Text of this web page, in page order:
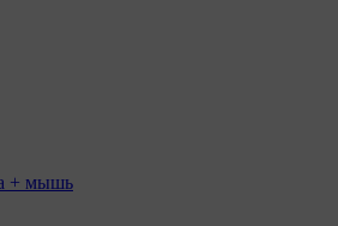
+ мышь